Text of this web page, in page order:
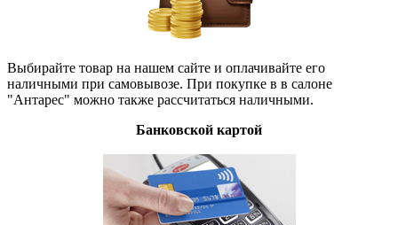
Выбирайте товар на нашем сайте и оплачивайте его
наличными при самовывозе. При покупке в в салоне
"Антарес" можно также рассчитаться наличными.
Банковской картой